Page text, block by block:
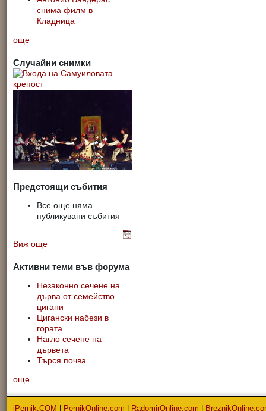
снима филм в
Кладница
още
Случайни снимки
Предстоящи събития
Все още няма
публикувани събития
Виж още
Активни теми във форума
Незаконно сечене на
дърва от семейство
цигани
Цигански набези в
гората
Нагло сечене на
дървета
Търся почва
още
iPernik.COM | PernikOnline.com | RadomirOnline.com |